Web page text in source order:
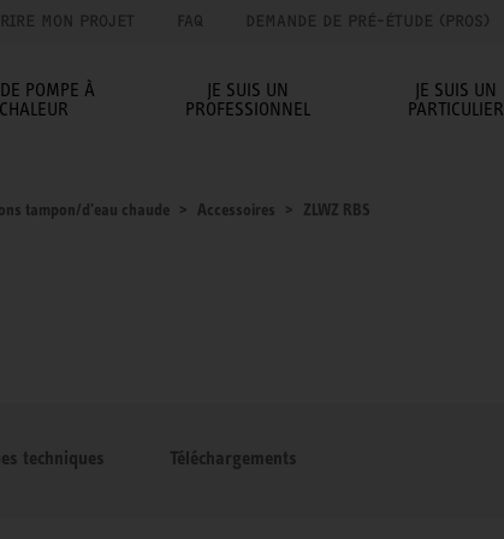
MON PROJET FAQ DEMANDE DE PRÉ-ÉTUDE (PROS)
POMPE À
CHALEUR
JE SUIS UN
PROFESSIONNEL
JE SUIS UN
PARTICULIER
tampon/d'eau chaude Accessoires ZLWZ RBS
techniques Téléchargements